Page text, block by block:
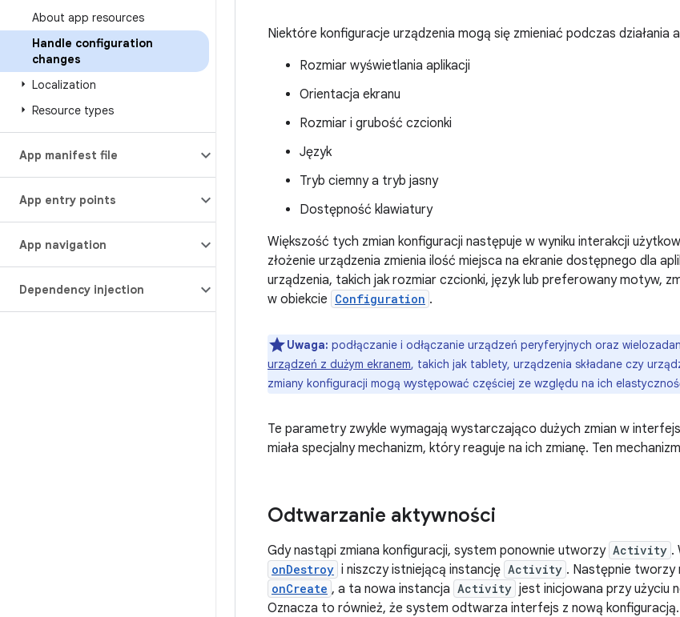
About app resources
Handle configuration
changes
Localization
Resource types
App manifest file
App entry points
App navigation
Dependency injection
Niektóre konfiguracje urządzenia mogą się zmieniać podczas działania
Rozmiar wyświetlania aplikacji
Orientacja ekranu
Rozmiar i grubość czcionki
Język
Tryb ciemny a tryb jasny
Dostępność klawiatury
Większość tych zmian konfiguracji następuje w wyniku interakcji
złożenie urządzenia zmienia ilość miejsca na ekranie dostępnego dla
urządzenia, takich jak rozmiar czcionki, język lub preferowany motyw,
w obiekcie Configuration .
Uwaga: podłączanie i odłączanie urządzeń peryferyjnych oraz
urządzeń z dużym ekranem, takich jak tablety, urządzenia składane czy
zmiany konfiguracji mogą występować częściej ze względu na ich
Te parametry zwykle wymagają wystarczająco dużych zmian w
miała specjalny mechanizm, który reaguje na ich zmianę. Ten
Odtwarzanie aktywności
Gdy nastąpi zmiana konfiguracji, system ponownie utworzy Activity .
onDestroy i niszczy istniejącą instancję Activity . Następnie tworzy
onCreate , a ta nowa instancja Activity jest inicjowana przy użyciu
Oznacza to również, że system odtwarza interfejs z nową konfiguracją.